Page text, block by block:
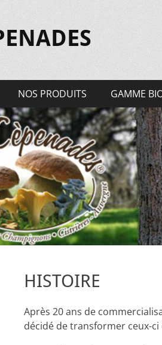
NOS PRODUITS GAMME
HISTOIRE
Après 20 ans de
décidé de transformer ceux-